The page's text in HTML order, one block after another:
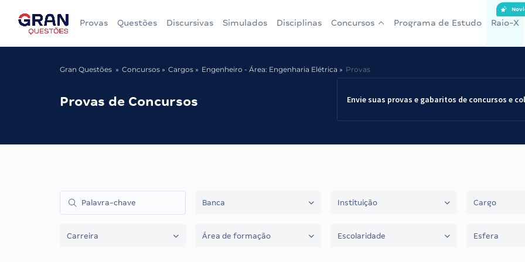
Provas Questões Discursivas Simulados Disciplinas Concursos Programa de Estudo Raio-X
Gran Questões Concursos Cargos Engenheiro - Área: Engenharia Elétrica Provas
Provas de Concursos Envie suas provas e gabaritos de concursos e
Banca Instituição Cargo
Carreira Área de formação Escolaridade Esfera